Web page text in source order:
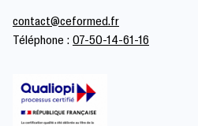
contact@ceformed.fr
Téléphone : 07-50-14-61-16